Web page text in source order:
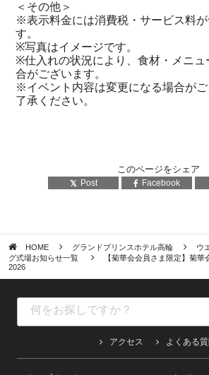
＜その他＞
※表示料金には消費税・サービス料が
す。
※写真はイメージです。
※仕入れの状況により、食材・メニュ
合がございます。
※イベント内容は変更になる場合が
了承ください。
このページをシェア
Post Facebook
HOME グランドプリンスホテル高輪 ウ
グ式場お知らせ一覧
【菊華会会員さま限定】菊
2026
アクセス よくある